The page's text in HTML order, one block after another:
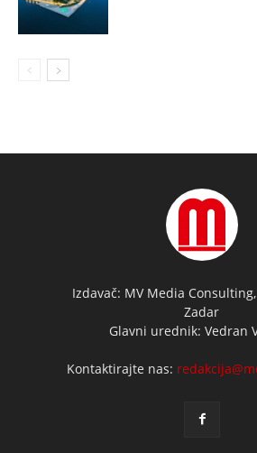
Izdavač: MV Media
Zadar
Glavni urednik: Vedran
Kontaktirajte nas: